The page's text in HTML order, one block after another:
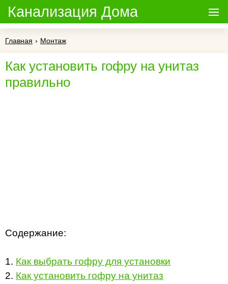
Канализация Дома
Главная › Монтаж
Как установить гофру на унитаз
правильно
Содержание:
1. Как выбрать гофру для установки
2. Как установить гофру на унитаз